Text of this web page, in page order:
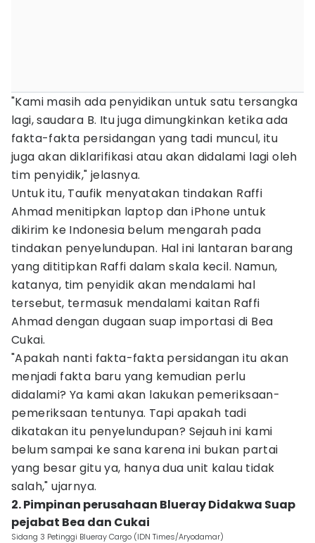
"Kami masih ada penyidikan untuk satu tersangka
lagi, saudara B. Itu juga dimungkinkan ketika ada
fakta-fakta persidangan yang tadi muncul, itu
juga akan diklarifikasi atau akan didalami lagi oleh
tim penyidik," jelasnya.
Untuk itu, Taufik menyatakan tindakan Raffi
Ahmad menitipkan laptop dan iPhone untuk
dikirim ke Indonesia belum mengarah pada
tindakan penyelundupan. Hal ini lantaran barang
yang dititipkan Raffi dalam skala kecil. Namun,
katanya, tim penyidik akan mendalami hal
tersebut, termasuk mendalami kaitan Raffi
Ahmad dengan dugaan suap importasi di Bea
Cukai.
"Apakah nanti fakta-fakta persidangan itu akan
menjadi fakta baru yang kemudian perlu
didalami? Ya kami akan lakukan pemeriksaan-
pemeriksaan tentunya. Tapi apakah tadi
dikatakan itu penyelundupan? Sejauh ini kami
belum sampai ke sana karena ini bukan partai
yang besar gitu ya, hanya dua unit kalau tidak
salah," ujarnya.
2. Pimpinan perusahaan Blueray Didakwa Suap
pejabat Bea dan Cukai
Sidang 3 Petinggi Blueray Cargo (IDN Times/Aryodamar)